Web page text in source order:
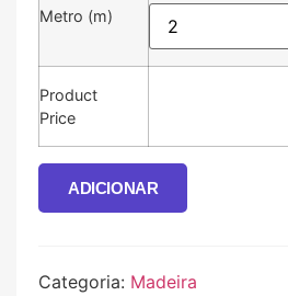
Metro (m)
Product
Price
ADICIONAR
Categoria: Madeira